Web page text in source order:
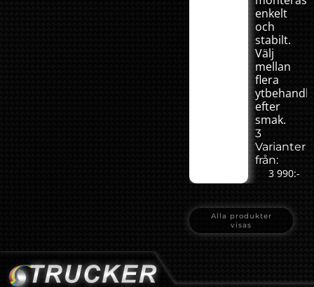
enkelt
och
stabilt.
Välj
mellan
flera
efter
smak.
3
Varianter
från:
3 990:-
Alla produkter
visas